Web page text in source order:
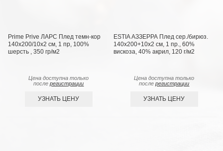
Prime Prive ЛАРС Плед темн-кор
140х200/10х2 см, 1 пр, 100%
шерсть , 350 гр/м2
Цена доступна только
послерегистрации
УЗНАТЬ ЦЕНУ
ESTIA АЗЗЕРРА Плед сер./бирюз.
140х200+10х2 см, 1 пр., 60%
вискоза, 40% акрил, 120 г/м2
Цена доступна только
послерегистрации
УЗНАТЬ ЦЕНУ